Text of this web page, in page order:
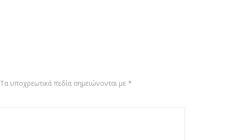
Τα υποχρεωτικά πεδία σημειώνονται με *